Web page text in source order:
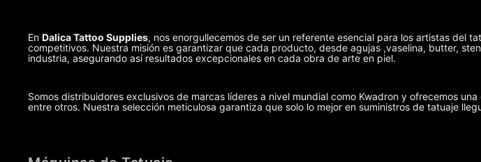
En Dalica Tattoo Supplies, nos enorgullecemos de ser un referente esencial para los artistas del
competitivos. Nuestra misión es garantizar que cada producto, desde agujas ,vaselina, butter,
industria, asegurando así resultados excepcionales en cada obra de arte en piel.
Somos distribuidores exclusivos de marcas líderes a nivel mundial como Kwadron y ofrecemos
entre otros. Nuestra selección meticulosa garantiza que solo lo mejor en suministros de tatuaje